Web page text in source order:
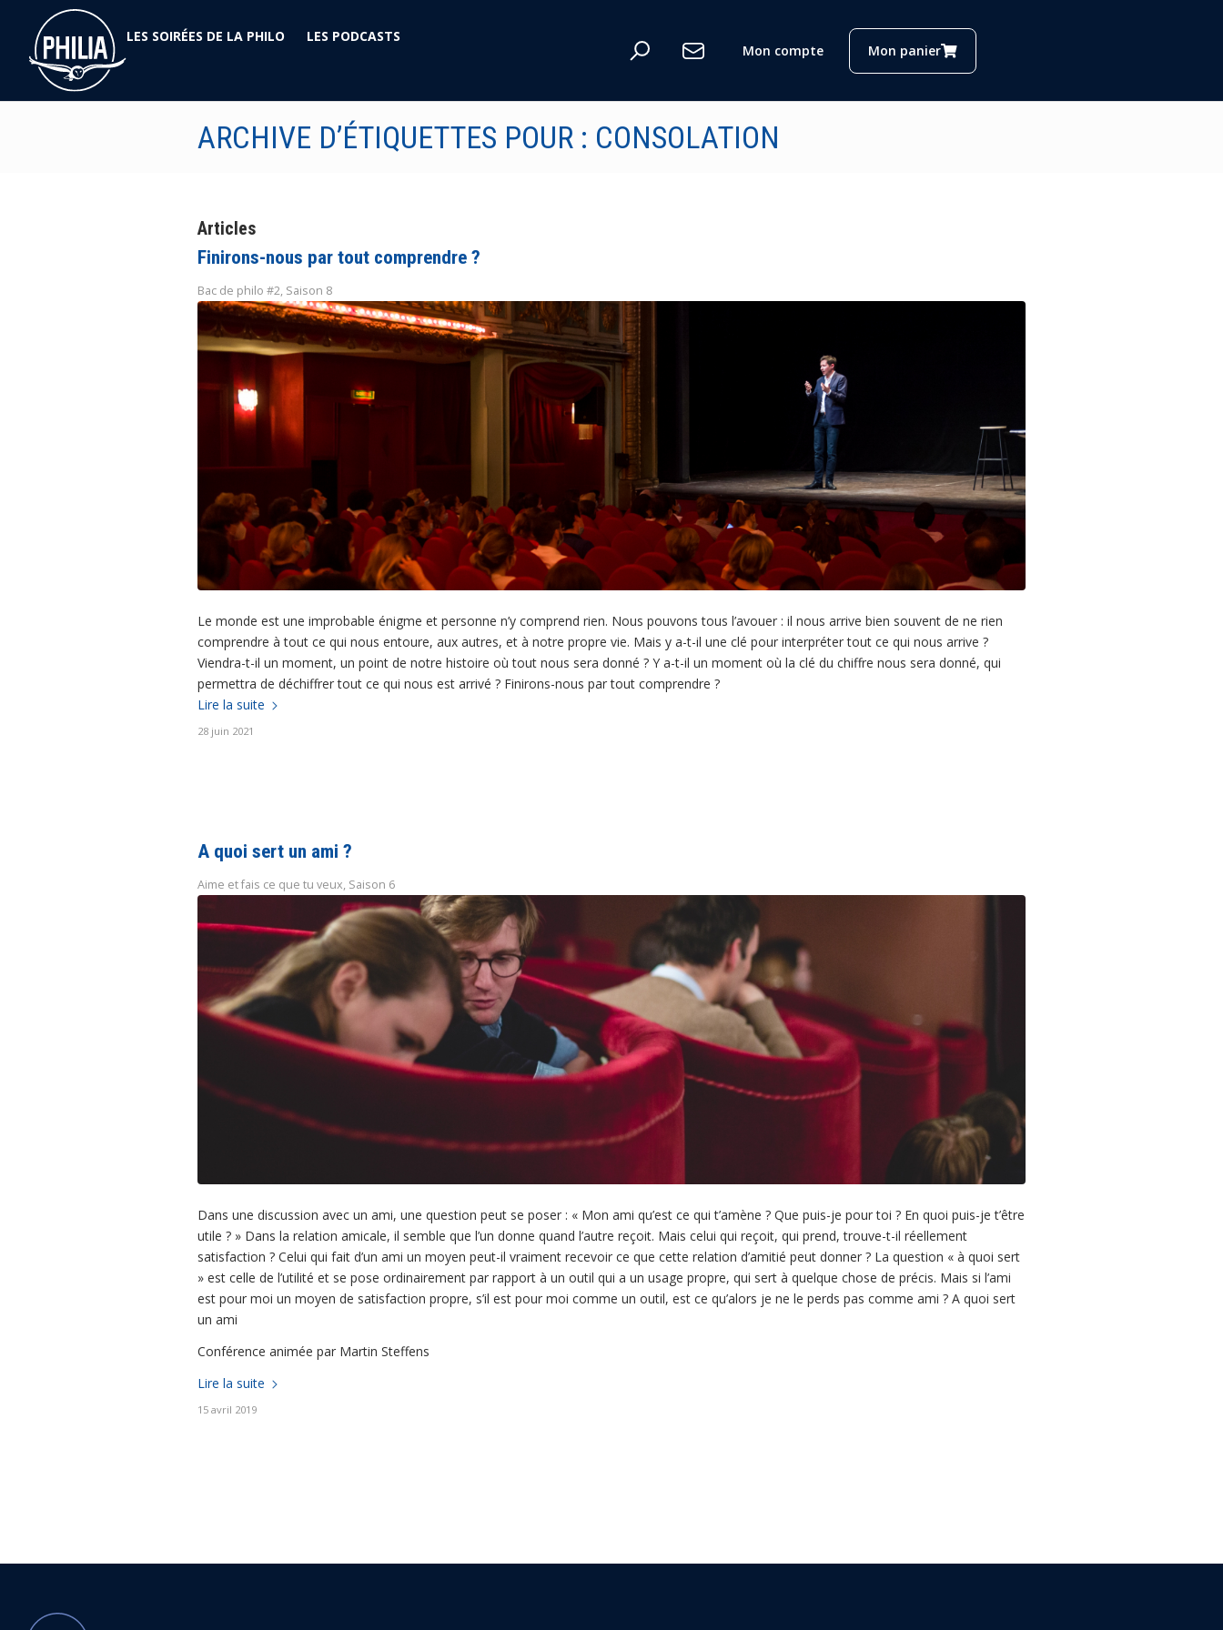
LES SOIRÉES DE LA PHILO
LES PODCASTS
Mon compte
Mon panier
ARCHIVE D’ÉTIQUETTES POUR : CONSOLATION
Articles
Finirons-nous par tout comprendre ?
Bac de philo #2, Saison 8
Le monde est une improbable énigme et personne n’y comprend rien. Nous pouvons tous l’avouer : il nous arrive bien souvent de ne rien
comprendre à tout ce qui nous entoure, aux autres, et à notre propre vie. Mais y a-t-il une clé pour interpréter tout ce qui nous arrive ?
Viendra-t-il un moment, un point de notre histoire où tout nous sera donné ? Y a-t-il un moment où la clé du chiffre nous sera donné, qui
permettra de déchiffrer tout ce qui nous est arrivé ? Finirons-nous par tout comprendre ?
Lire la suite
28 juin 2021
A quoi sert un ami ?
Aime et fais ce que tu veux, Saison 6
Dans une discussion avec un ami, une question peut se poser : « Mon ami qu’est ce qui t’amène ? Que puis-je pour toi ? En quoi puis-je t’être
utile ? » Dans la relation amicale, il semble que l’un donne quand l’autre reçoit. Mais celui qui reçoit, qui prend, trouve-t-il réellement
satisfaction ? Celui qui fait d’un ami un moyen peut-il vraiment recevoir ce que cette relation d’amitié peut donner ? La question « à quoi sert
» est celle de l’utilité et se pose ordinairement par rapport à un outil qui a un usage propre, qui sert à quelque chose de précis. Mais si l’ami
est pour moi un moyen de satisfaction propre, s’il est pour moi comme un outil, est ce qu’alors je ne le perds pas comme ami ? A quoi sert
un ami
Conférence animée par Martin Steffens
Lire la suite
15 avril 2019